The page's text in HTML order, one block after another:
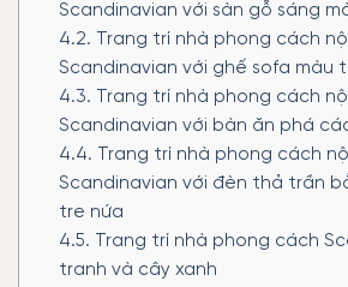
Scandinavian với sàn gỗ sáng
4.2. Trang trí nhà phong cách
Scandinavian với ghế sofa màu
4.3. Trang trí nhà phong cách
Scandinavian với bàn ăn phá
4.4. Trang trí nhà phong cách
Scandinavian với đèn thả trần
tre nứa
4.5. Trang trí nhà phong cách
tranh và cây xanh